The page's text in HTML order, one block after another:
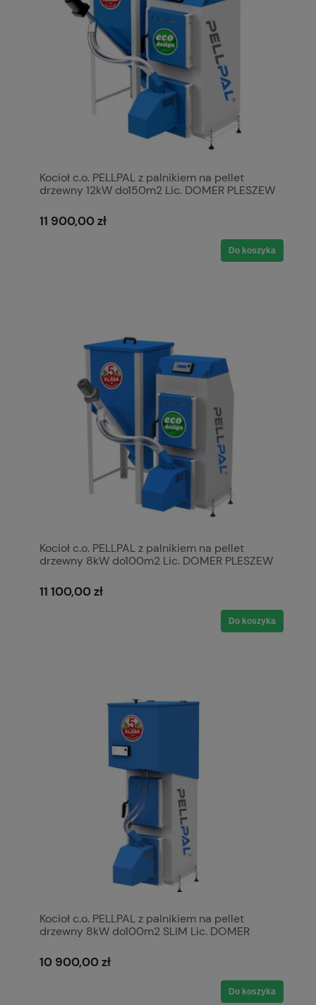
Kocioł c.o. PELLPAL z palnikiem na pellet
drzewny 12kW do150m2 Lic. DOMER PLESZEW
P265GH A+ 5 klasa / Ecodesign
11 900,00 zł
Do koszyka
Kocioł c.o. PELLPAL z palnikiem na pellet
drzewny 8kW do100m2 Lic. DOMER PLESZEW
P265GH A+ 5 klasa / Ecodesign BOCZNY
KOSZ
11 100,00 zł
Do koszyka
Kocioł c.o. PELLPAL z palnikiem na pellet
drzewny 8kW do100m2 SLIM Lic. DOMER
stal 5mm P265GH A+ 5 klasa / Ecodesign
10 900,00 zł
Do koszyka